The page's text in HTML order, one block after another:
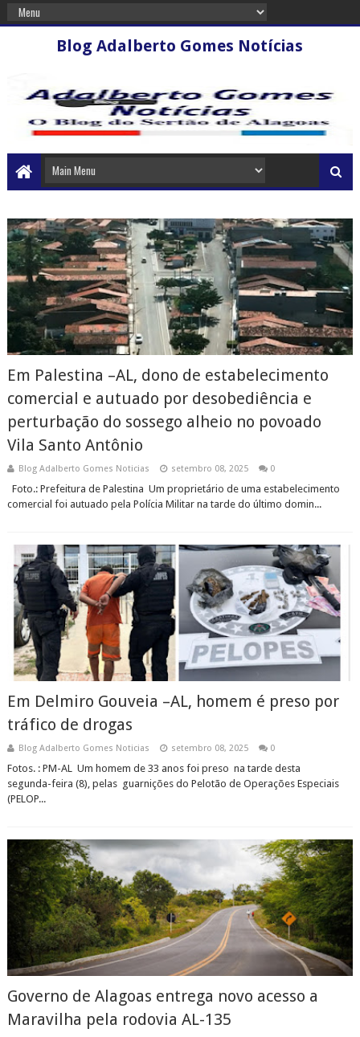
Blog Adalberto Gomes Notícias
Em Palestina –AL, dono de estabelecimento
comercial e autuado por desobediência e
perturbação do sossego alheio no povoado
Vila Santo Antônio
Blog Adalberto Gomes Noticias setembro 08, 2025 0
Foto.: Prefeitura de Palestina Um proprietário de uma estabelecimento
comercial foi autuado pela Polícia Militar na tarde do último domin...
Em Delmiro Gouveia –AL, homem é preso por
tráfico de drogas
Blog Adalberto Gomes Noticias setembro 08, 2025 0
Fotos. : PM-AL Um homem de 33 anos foi preso na tarde desta
segunda-feira (8), pelas guarnições do Pelotão de Operações Especiais
(PELOP...
Governo de Alagoas entrega novo acesso a
Maravilha pela rodovia AL-135